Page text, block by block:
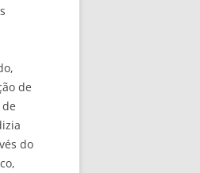
de
do